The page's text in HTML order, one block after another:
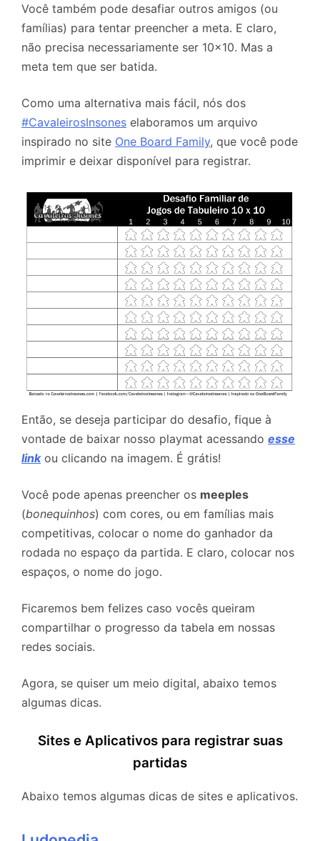
Você também pode desafiar outros amigos (ou
famílias) para tentar preencher a meta. E claro,
não precisa necessariamente ser 10×10. Mas a
meta tem que ser batida.
Como uma alternativa mais fácil, nós dos
#CavaleirosInsones elaboramos um arquivo
inspirado no site One Board Family, que você pode
imprimir e deixar disponível para registrar.
Então, se deseja participar do desafio, fique à
vontade de baixar nosso playmat acessando esse
linkou clicando na imagem. É grátis!
Você pode apenas preencher os meeples
(bonequinhos) com cores, ou em famílias mais
competitivas, colocar o nome do ganhador da
rodada no espaço da partida. E claro, colocar nos
espaços, o nome do jogo.
Ficaremos bem felizes caso vocês queiram
compartilhar o progresso da tabela em nossas
redes sociais.
Agora, se quiser um meio digital, abaixo temos
algumas dicas.
Sites e Aplicativos para registrar suas
partidas
Abaixo temos algumas dicas de sites e aplicativos.